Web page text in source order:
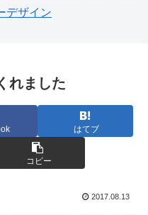
デザイン
れました
はてブ
コピー
2017.08.13